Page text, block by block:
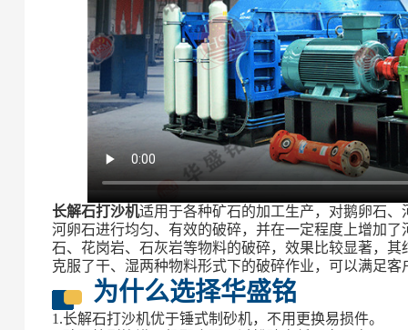
长解石打沙机适用于各种矿石的加工生产，对鹅卵石
河卵石进行均匀、有效的破碎，并在一定程度上增加
石、花岗岩、石灰岩等物料的破碎，效果比较显著，
克服了干、湿两种物料形式下的破碎作业，可以满足客
为什么选择华盛铭
1.长解石打沙机优于锤式制砂机，不用更换易损件。